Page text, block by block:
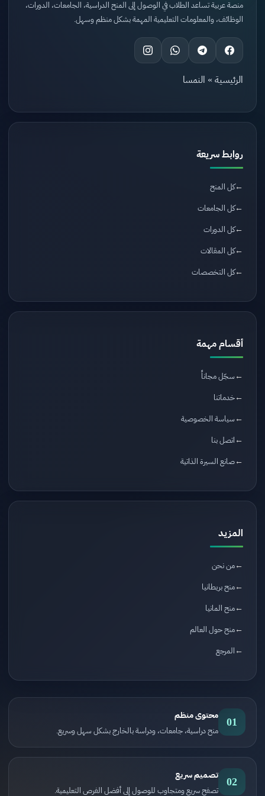
منصة عربية تساعد الطلاب في الوصول إلى المنح الدراسية، الجامعات، الدورات،
الوظائف، والمعلومات التعليمية المهمة بشكل منظم وسهل.
الرئيسية » النمسا
روابط سريعة
كل المنح
كل الجامعات
كل الدورات
كل المقالات
كل التخصصات
أقسام مهمة
سجّل مجاناً
خدماتنا
سياسة الخصوصية
اتصل بنا
صانع السيرة الذاتية
المزيد
من نحن
منح بريطانيا
منح المانيا
منح حول العالم
المرجع
01 محتوى منظم
منح دراسية، جامعات، ودراسة بالخارج بشكل سهل وسريع.
02 تصميم سريع
تصفح سريع ومتجاوب للوصول إلى أفضل الفرص التعليمية.